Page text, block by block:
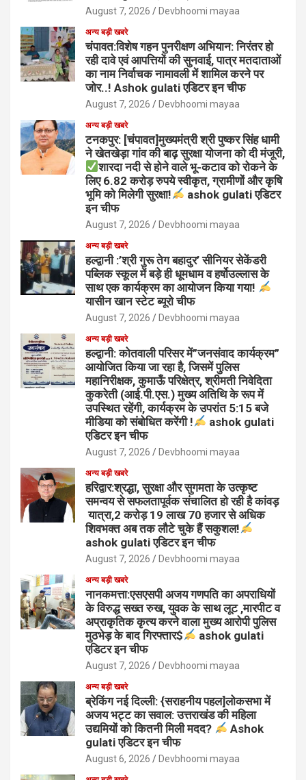
August 7, 2026 Devbhoomi mayaa
अन्य बड़ी खबरे
चंपावत:विशेष गहन पुनरीक्षण अभियान: निरंतर हो
रही दावे एवं आपत्तियों की सुनवाई, पात्र मतदाताओं
का नाम निर्वाचक नामावली में शामिल करने पर
जोर..! Ashok gulati एडिटर इन चीफ
August 7, 2026 Devbhoomi mayaa
अन्य बड़ी खबरे
टनकपुर: [चंपावत]मुख्यमंत्री श्री पुष्कर सिंह धामी
ने खेतखेड़ा गांव की बाढ़ सुरक्षा योजना को दी मंजूरी,
शारदा नदी से होने वाले भू-कटाव को रोकने के
लिए 6.82 करोड़ रुपये स्वीकृत, ग्रामीणों और कृषि
भूमि को मिलेगी सुरक्षा!
ashok gulati एडिटर
इन चीफ
August 7, 2026 Devbhoomi mayaa
अन्य बड़ी खबरे
हल्द्वानी :’श्री गुरू तेग बहादुर’ सीनियर सेकेंडरी
पब्लिक स्कूल में बड़े ही धूमधाम व हर्षोउल्लास के
साथ एक कार्यक्रम का आयोजन किया गया!
यासीन खान स्टेट ब्यूरो चीफ
August 7, 2026 Devbhoomi mayaa
अन्य बड़ी खबरे
हल्द्वानी: कोतवाली परिसर में”जनसंवाद कार्यक्रम”
आयोजित किया जा रहा है, जिसमें पुलिस
महानिरीक्षक, कुमाऊँ परिक्षेत्र, श्रीमती निवेदिता
कुकरेती (आई.पी.एस.) मुख्य अतिथि के रूप में
उपस्थित रहेंगी, कार्यक्रम के उपरांत 5:15 बजे
मीडिया को संबोधित करेंगी !
ashok gulati
एडिटर इन चीफ
August 7, 2026 Devbhoomi mayaa
अन्य बड़ी खबरे
हरिद्वार:श्रद्धा, सुरक्षा और सुगमता के उत्कृष्ट
समन्वय से सफलतापूर्वक संचालित हो रही है कांवड़
यात्रा,2 करोड़ 19 लाख 70 हजार से अधिक
शिवभक्त अब तक लौटे चुके हैं सकुशल!
ashok gulati एडिटर इन चीफ
August 7, 2026 Devbhoomi mayaa
अन्य बड़ी खबरे
नानकमत्ता:एसएसपी अजय गणपति का अपराधियों
के विरुद्ध सख्त रुख, युवक के साथ लूट ,मारपीट व
अप्राकृतिक कृत्य करने वाला मुख्य आरोपी पुलिस
मुठभेड़ के बाद गिरफ्तार$
ashok gulati
एडिटर इन चीफ
August 7, 2026 Devbhoomi mayaa
अन्य बड़ी खबरे
ब्रेकिंग नई दिल्ली: {सराहनीय पहल]लोकसभा में
अजय भट्ट का सवाल: उत्तराखंड की महिला
उद्यमियों को कितनी मिली मदद?
Ashok
gulati एडिटर इन चीफ
August 6, 2026 Devbhoomi mayaa